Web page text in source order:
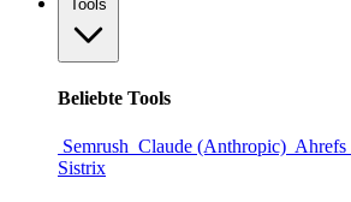
Beliebte Tools
Semrush Claude (Anthropic) Ahrefs
Sistrix